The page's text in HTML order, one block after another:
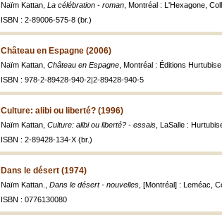
Naïm Kattan, La célébration - roman , Montréal : L'Hexagone,
ISBN : 2-89006-575-8 (br.)
Château en Espagne (2006)
Naïm Kattan, Château en Espagne , Montréal : Éditions
ISBN : 978-2-89428-940-2|2-89428-940-5
Culture: alibi ou liberté? (1996)
Naïm Kattan, Culture: alibi ou liberté? - essais , LaSalle :
ISBN : 2-89428-134-X (br.)
Dans le désert (1974)
Naïm Kattan., Dans le désert - nouvelles , [Montréal] : Leméac,
ISBN : 0776130080